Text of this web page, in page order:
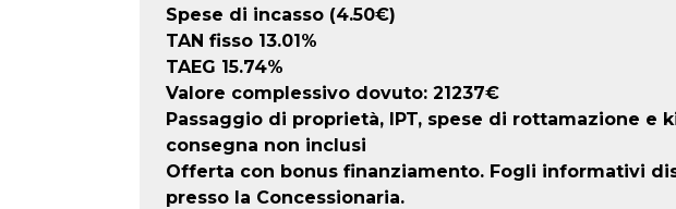
Spese di incasso (4.50€)
TAN fisso 13.01%
TAEG 15.74%
Valore complessivo dovuto: 21237€
Passaggio di proprietà, IPT, spese di rottamazione e
consegna non inclusi
Offerta con bonus finanziamento. Fogli informativi
presso la Concessionaria.